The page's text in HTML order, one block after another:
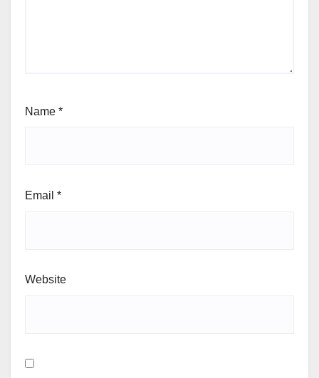
Name *
Email *
Website